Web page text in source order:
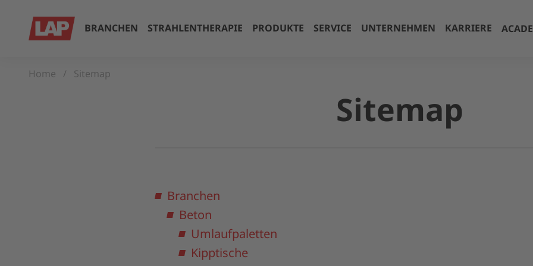
BRANCHEN STRAHLENTHERAPIE PRODUKTE SERVICE UNTERNEHMEN KARRIERE
Home Sitemap
Sitemap
Branchen
Beton
Umlaufpaletten
Kipptische